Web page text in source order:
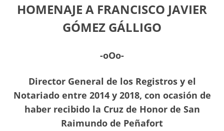
HOMENAJE A FRANCISCO JAVIER
GÓMEZ GÁLLIGO
-oOo-
Director General de los Registros y el
Notariado entre 2014 y 2018, con ocasión de
haber recibido la Cruz de Honor de San
Raimundo de Peñafort